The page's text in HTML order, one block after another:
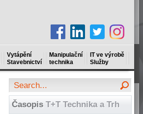
Vytápění
Stavebnictví
Manipulační
technika
IT ve výrobě
Služby
Časopis T+T Technika a Trh